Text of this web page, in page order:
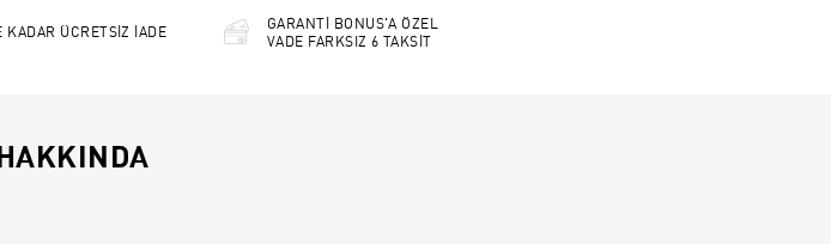
KADAR ÜCRETSİZ İADE
GARANTİ BONUS'A ÖZEL
VADE FARKSIZ 6 TAKSİT